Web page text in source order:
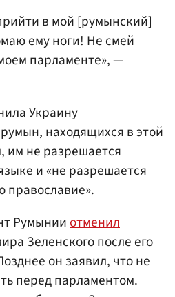
в мой [румынский]
ему ноги! Не смей
парламенте», —
Украину
находящихся в этой
им не разрешается
и «не разрешается
православие».
Румынииотменил
Зеленского после его
он заявил, что не
перед парламентом.